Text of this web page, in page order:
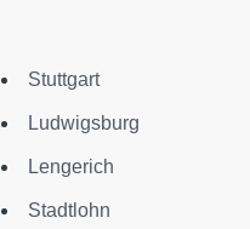
Stuttgart
Ludwigsburg
Lengerich
Stadtlohn